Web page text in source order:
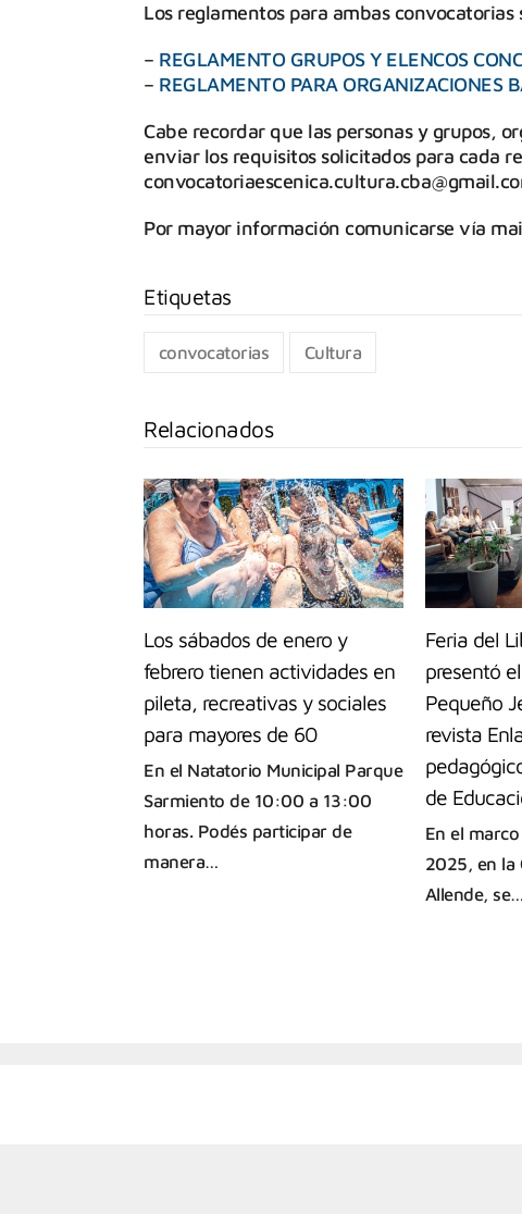
Los reglamentos para ambas
– REGLAMENTO GRUPOS Y ELENCOS
– REGLAMENTO PARA ORGANIZACIONES
Cabe recordar que las personas y grupos,
enviar los requisitos solicitados para cada
Por mayor información comunicarse vía
convocatorias Cultura
Relacionados
Los sábados de enero y
febrero tienen actividades en
pileta, recreativas y sociales
para mayores de 60
En el Natatorio Municipal Parque
Sarmiento de 10:00 a 13:00
horas. Podés participar de
manera…
Feria del
presentó
Pequeño
revista
de
En el
2025, en la
Allende, se…